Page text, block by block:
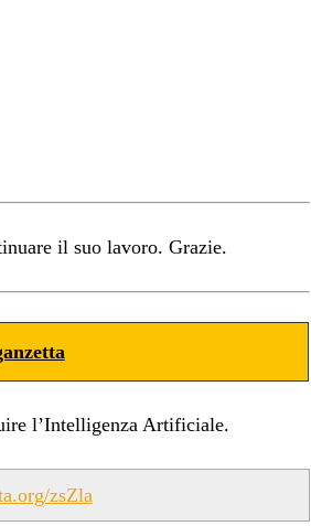
il suo lavoro. Grazie.
l’Intelligenza Artificiale.
zsZla